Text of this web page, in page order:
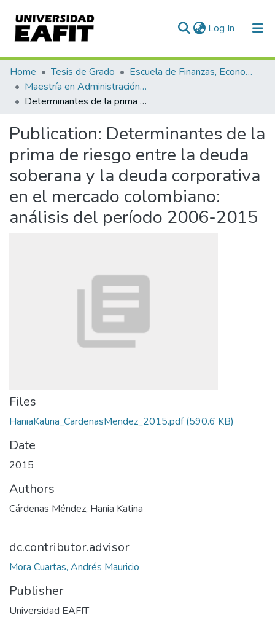
Log In (current)
Communities & Collections
All of DSpace
Home Tesis de Grado
Escuela de Finanzas, Economía y Gobierno
Maestría en Administración Financiera (tesis)
Determinantes de la prima de riesgo entre la deuda soberana y la deuda corporativa en el mercado colombiano: análisis del período 2006-2015
Publication: Determinantes de la
prima de riesgo entre la deuda
soberana y la deuda corporativa
en el mercado colombiano:
análisis del período 2006-2015
Files
HaniaKatina_CardenasMendez_2015.pdf(590.6 KB)
Date
2015
Authors
Cárdenas Méndez, Hania Katina
dc.contributor.advisor
Mora Cuartas, Andrés Mauricio
Publisher
Universidad EAFIT